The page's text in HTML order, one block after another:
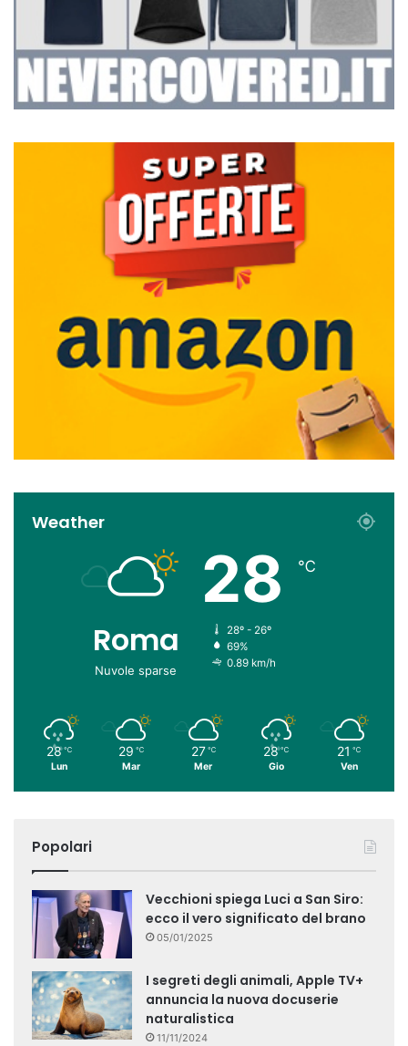
Weather
Roma
Nuvole sparse
28 ℃
28º - 26º
69%
0.89 km/h
28 ℃
Lun
29 ℃
Mar
27 ℃
Mer
28 ℃
Gio
21 ℃
Ven
Popolari
Vecchioni spiega Luci a San Siro:
ecco il vero significato del brano
05/01/2025
I segreti degli animali, Apple TV+
annuncia la nuova docuserie
naturalistica
11/11/2024